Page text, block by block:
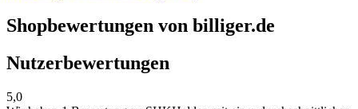
Shopbewertungen von billiger.de
Nutzerbewertungen
5,0